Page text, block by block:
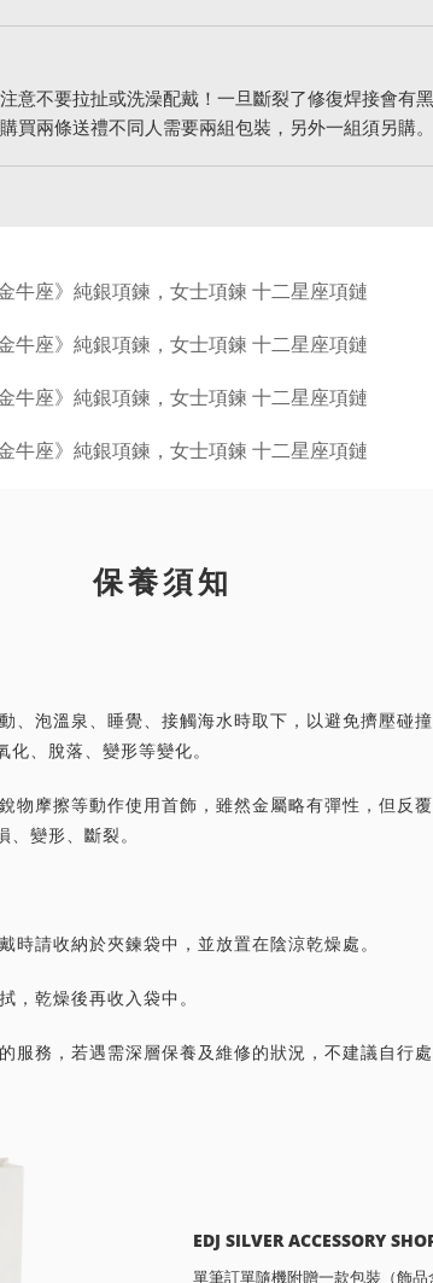
意不要拉扯或洗澡配戴！一旦斷裂了修復焊接會有
買兩條送禮不同人需要兩組包裝，另外一組須另購。
保養須知
、泡溫泉、睡覺、接觸海水時取下，以避免擠壓碰
、脫落、變形等變化。
物摩擦等動作使用首飾，雖然金屬略有彈性，但反
變形、斷裂。
時請收納於夾鍊袋中，並放置在陰涼乾燥處。
，乾燥後再收入袋中。
服務，若遇需深層保養及維修的狀況，不建議自行
EDJ SILVER ACCESSORY
單筆訂單隨機附贈一款包裝（飾品